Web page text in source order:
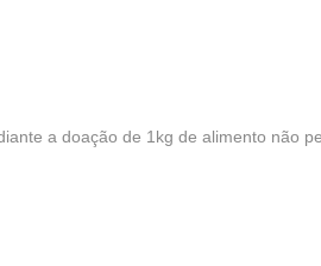
a doação de 1kg de alimento não